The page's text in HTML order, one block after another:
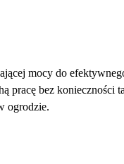
mocy do
pracę bez konieczności
ogrodzie.